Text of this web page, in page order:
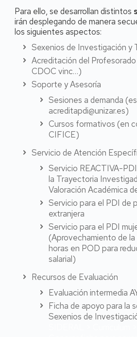
Para ello, se desarrollan distintos
irán desplegando de manera
los siguientes aspectos:
Sexenios de Investigación y
Acreditación del
CDOC vinc…)
Soporte y Asesoría
Sesiones a demanda
acreditapdi@unizar.es)
Cursos formativos (en
CIFICE)
Servicio de Atención
Servicio REACTIVA-
la Trayectoria
Valoración Académica
Servicio para el PDI de
extranjera
Servicio para el PDI
(Aprovechamiento de
horas en POD para
salarial)
Recursos de Evaluación
Evaluación intermedia
Ficha de apoyo para la
Sexenios de